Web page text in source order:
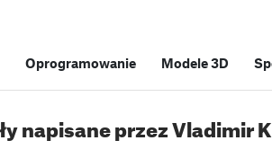
Oprogramowanie Modele 3D
napisane przez Vladimir